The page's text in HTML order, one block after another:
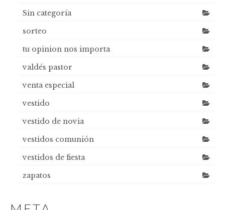
Sin categoría
sorteo
tu opinion nos importa
valdés pastor
venta especial
vestido
vestido de novia
vestidos comunión
vestidos de fiesta
zapatos